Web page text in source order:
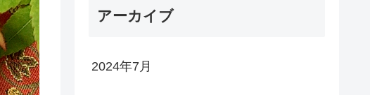
アーカイブ
2024年7月